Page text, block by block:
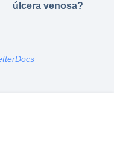
úlcera venosa?